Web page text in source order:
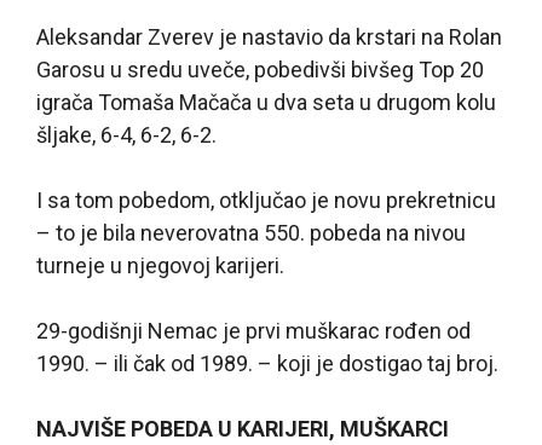
Aleksandar Zverev je nastavio da krstari na Rolan
Garosu u sredu uveče, pobedivši bivšeg Top 20
igrača Tomaša Mačača u dva seta u drugom kolu
šljake, 6-4, 6-2, 6-2.
I sa tom pobedom, otključao je novu prekretnicu
– to je bila neverovatna 550. pobeda na nivou
turneje u njegovoj karijeri.
29-godišnji Nemac je prvi muškarac rođen od
1990. – ili čak od 1989. – koji je dostigao taj broj.
NAJVIŠE POBEDA U KARIJERI, MUŠKARCI